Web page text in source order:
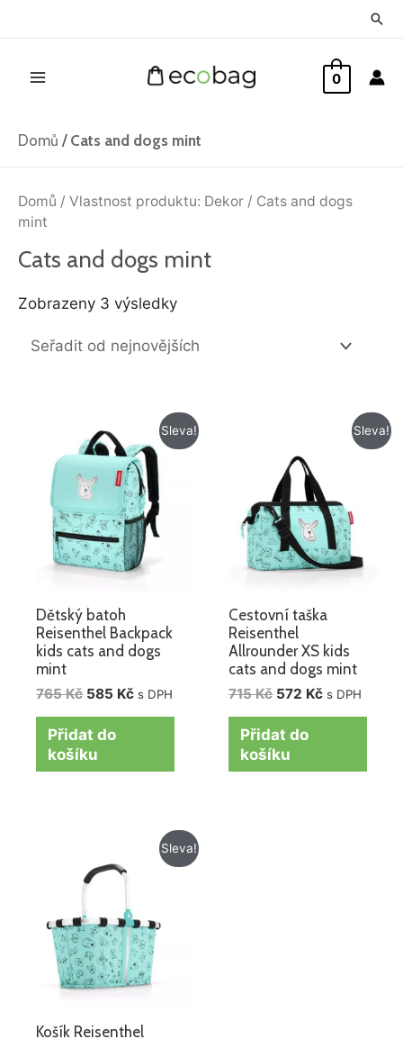
0
Domů / Cats and dogs mint
Domů / Vlastnost produktu: Dekor / Cats and dogs
mint
Cats and dogs mint
Zobrazeny 3 výsledky
nejnovějších
Sleva!
Dětský batoh
Reisenthel Backpack
kids cats and dogs
mint
765Kč
Původní
cena
byla:
765 Kč.
585 Kč
Aktuální
cena
je:
585 Kč.
s DPH
Přidat do
košíku
Sleva!
Cestovní taška
Reisenthel
Allrounder XS kids
cats and dogs mint
715Kč
byla:
715 Kč.
572 Kč
Aktuální
cena
s DPH
Přidat do
košíku
Sleva!
Košík Reisenthel
cena
byla:
Aktuální
cena